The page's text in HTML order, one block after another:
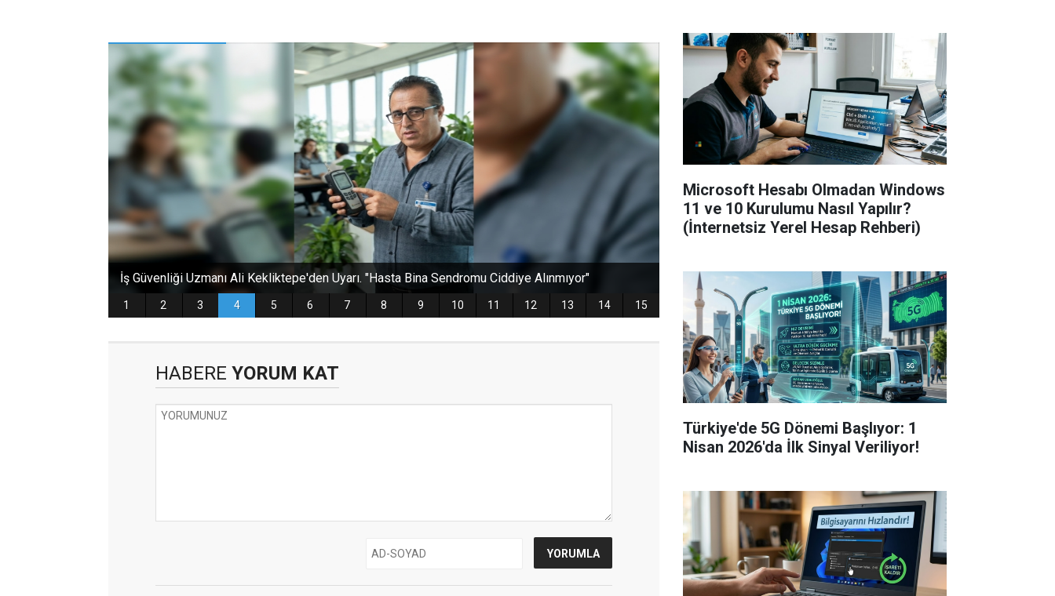
HABERE YORUM KAT
Microsoft Hesabı Olmadan Windows
11 ve 10 Kurulumu Nasıl Yapılır?
(İnternetsiz Yerel Hesap Rehberi)
Türkiye'de 5G Dönemi Başlıyor: 1
Nisan 2026'da İlk Sinyal Veriliyor!